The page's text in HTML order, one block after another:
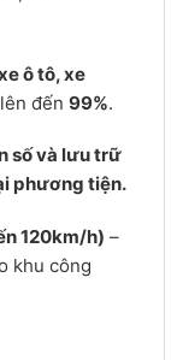
ô tô, xe
đến 99%.
số và lưu trữ
phương tiện.
120km/h) –
khu công